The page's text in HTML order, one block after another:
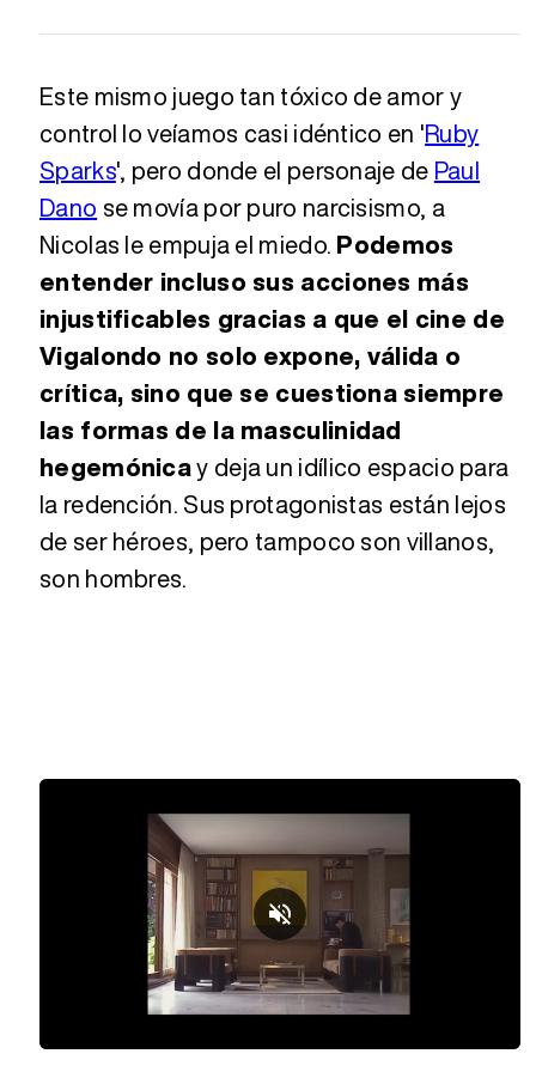
Este mismo juego tan tóxico de amor y
control lo veíamos casi idéntico en 'Ruby
Sparks', pero donde el personaje de Paul
Dano se movía por puro narcisismo, a
Nicolas le empuja el miedo. Podemos
entender incluso sus acciones más
injustificables gracias a que el cine de
Vigalondo no solo expone, válida o
crítica, sino que se cuestiona siempre
las formas de la masculinidad
hegemónicay deja un idílico espacio para
la redención. Sus protagonistas están lejos
de ser héroes, pero tampoco son villanos,
son hombres.
38.10%